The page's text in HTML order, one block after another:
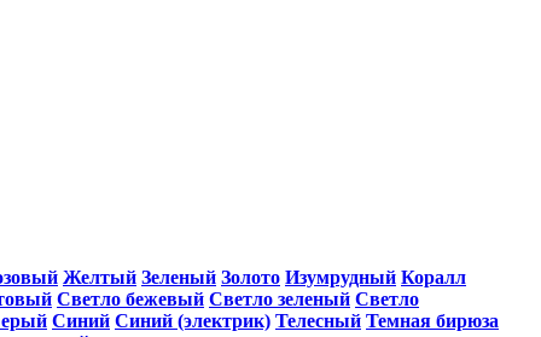
Желтый Зеленый Золото Изумрудный Коралл
Светло бежевый Светло зеленый Светло
Синий Синий (электрик) Телесный Темная бирюза